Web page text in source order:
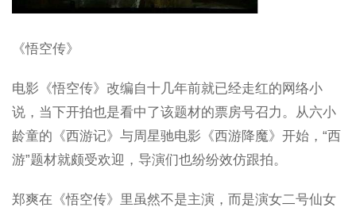
《悟空传》
电影《悟空传》改编自十几年前就已经走红的网络小
说，当下开拍也是看中了该题材的票房号召力。从六小
龄童的《西游记》与周星驰电影《西游降魔》开始，“西
游”题材就颇受欢迎，导演们也纷纷效仿跟拍。
郑爽在《悟空传》里虽然不是主演，而是演女二号仙女